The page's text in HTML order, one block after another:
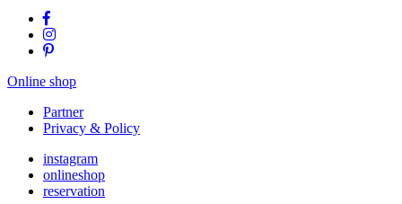
Online shop
Partner
Privacy & Policy
instagram
onlineshop
reservation